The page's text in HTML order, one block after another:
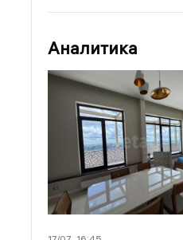
Аналитика